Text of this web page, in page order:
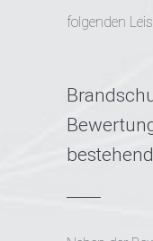
folgenden